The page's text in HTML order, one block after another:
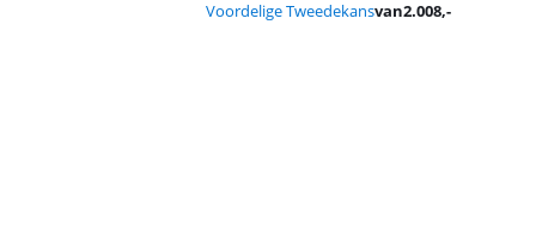
Voordelige Tweedekansvan2.008,-